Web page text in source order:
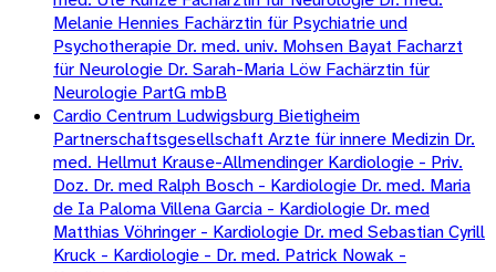
Melanie Hennies Fachärztin für Psychiatrie und
Psychotherapie Dr. med. univ. Mohsen Bayat Facharzt
für Neurologie Dr. Sarah-Maria Löw Fachärztin für
Neurologie PartG mbB
Cardio Centrum Ludwigsburg Bietigheim
Partnerschaftsgesellschaft Arzte für innere Medizin Dr.
med. Hellmut Krause-Allmendinger Kardiologie - Priv.
Doz. Dr. med Ralph Bosch - Kardiologie Dr. med. Maria
de Ia Paloma Villena Garcia - Kardiologie Dr. med
Matthias Vöhringer - Kardiologie Dr. med Sebastian Cyrill
Kruck - Kardiologie - Dr. med. Patrick Nowak -